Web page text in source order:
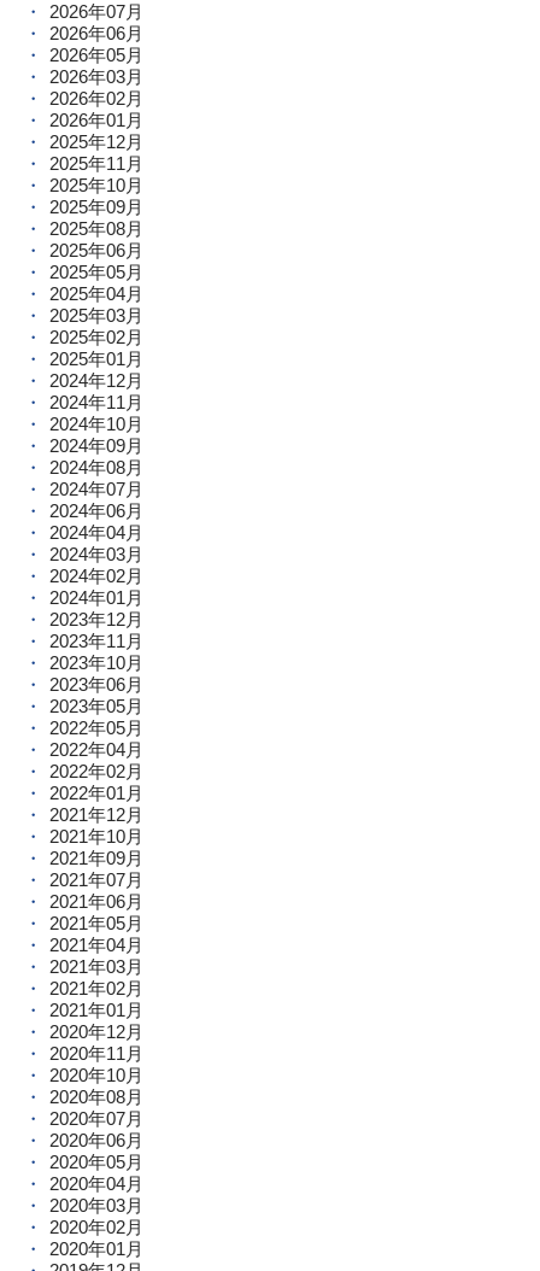
2026年07月
2026年06月
2026年05月
2026年03月
2026年02月
2026年01月
2025年12月
2025年11月
2025年10月
2025年09月
2025年08月
2025年06月
2025年05月
2025年04月
2025年03月
2025年02月
2025年01月
2024年12月
2024年11月
2024年10月
2024年09月
2024年08月
2024年07月
2024年06月
2024年04月
2024年03月
2024年02月
2024年01月
2023年12月
2023年11月
2023年10月
2023年06月
2023年05月
2022年05月
2022年04月
2022年02月
2022年01月
2021年12月
2021年10月
2021年09月
2021年07月
2021年06月
2021年05月
2021年04月
2021年03月
2021年02月
2021年01月
2020年12月
2020年11月
2020年10月
2020年08月
2020年07月
2020年06月
2020年05月
2020年04月
2020年03月
2020年02月
2020年01月